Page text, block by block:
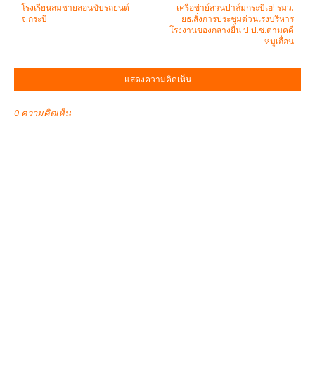
เครือข่าย์สวนปาล์มกระบี่เฮ! รมว.
ยธ.สั่งการประชุมด่วนเร่งบริหาร
โรงงานของกลางยื่น ป.ป.ช.ตามคดี
หมูเถื่อน
โรงเรียนสมชายสอนขับรถยนต์
จ.กระบี่
แสดงความคิดเห็น
0 ความคิดเห็น